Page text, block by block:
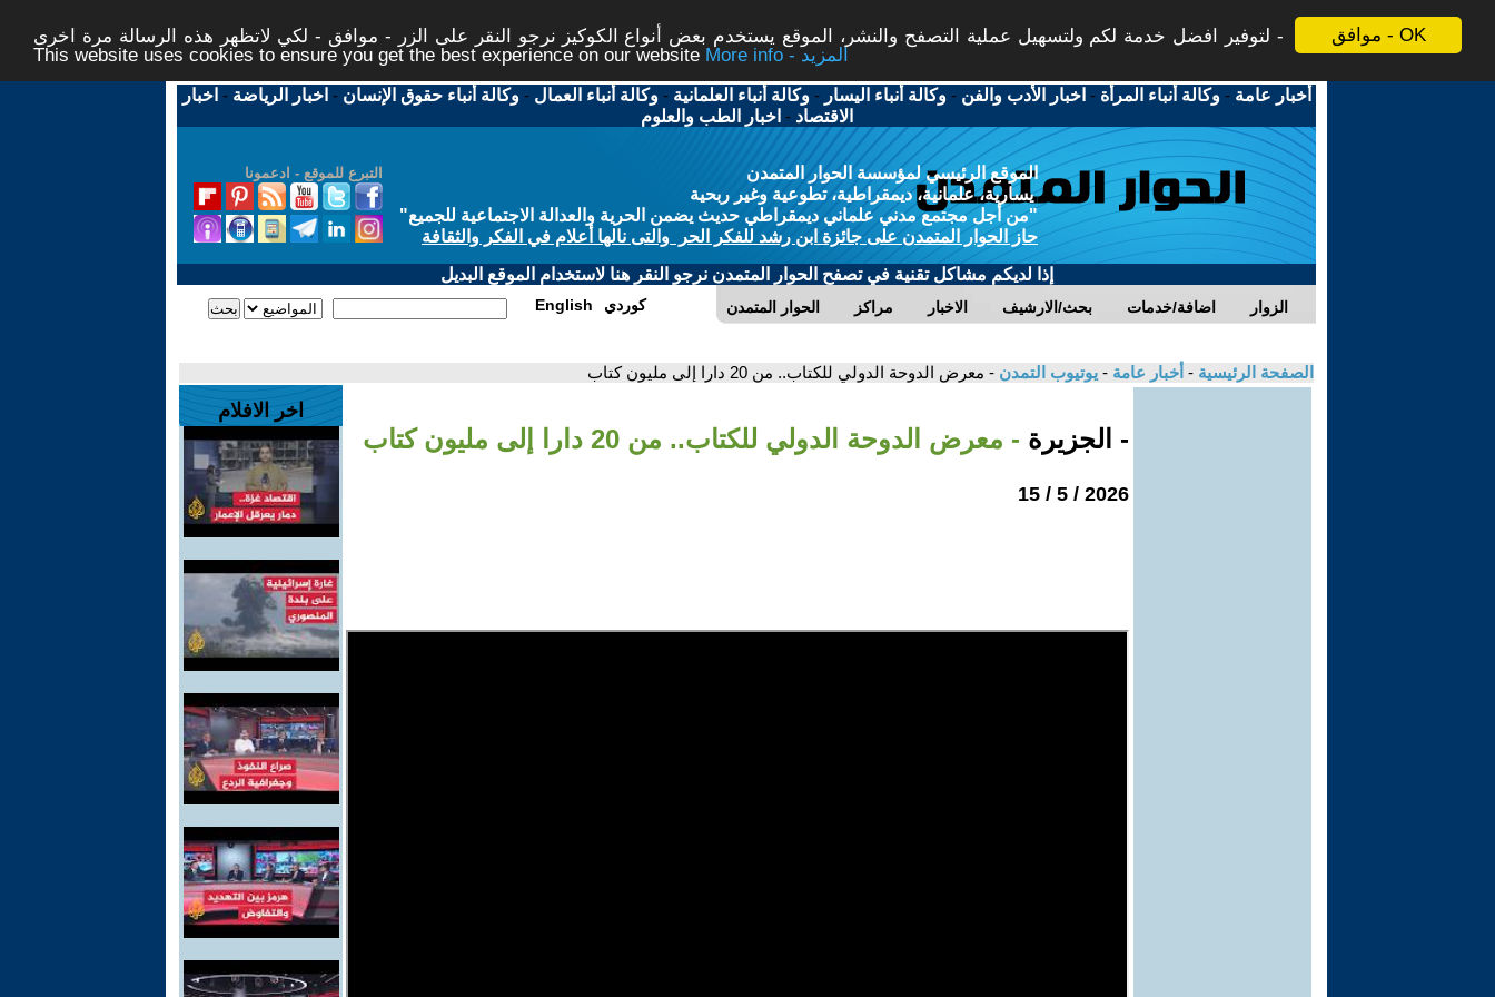
موافق - OK
لتوفير افضل خدمة لكم ولتسهيل عملية التصفح والنشر، الموقع يستخدم بعض أنواع الكوكيز نرجو النقر على الزر - موافق - لكي لاتظهر هذه الرسالة مرة اخرى -
This website uses cookies to ensure you get the best experience on our website
More info - المزيد
أخبار عامة -وكالة أنباء المرأة - اخبار الأدب والفن -وكالة أنباء اليسار -وكالة أنباء العلمانية -وكالة أنباء العمال -وكالة أنباء حقوق الإنسان - اخبار الرياضة - اخبار
الاقتصاد - اخبار الطب والعلوم
التبرع للموقع - ادعمونا
الموقع الرئيسي لمؤسسة الحوار المتمدن
يسارية، علمانية، ديمقراطية، تطوعية وغير ربحية
"من أجل مجتمع مدني علماني ديمقراطي حديث يضمن الحرية والعدالة الاجتماعية للجميع"
حاز الحوار المتمدن على جائزة ابن رشد للفكر الحر والتى نالها أعلام في الفكر والثقافة
إذا لديكم مشاكل تقنية في تصفح الحوار المتمدن نرجو النقر هنا لاستخدام الموقع البديل
الحوار المتمدن مراكز الاخبار بحث/الارشيف اضافة/خدمات الزوار English كوردي
الصفحة الرئيسية - أخبار عامة - يوتيوب التمدن - معرض الدوحة الدولي للكتاب.. من 20 دارا إلى مليون كتاب
- الجزيرة - معرض الدوحة الدولي للكتاب.. من 20 دارا إلى مليون كتاب
2026 / 5 / 15
اخر الافلام